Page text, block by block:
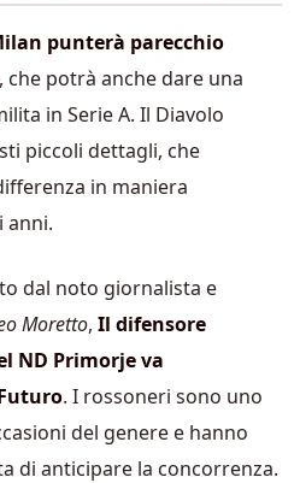
punterà parecchio
, che potrà anche dare una
in Serie A. Il Diavolo
piccoli dettagli, che
in maniera
anni.
dal noto giornalista e
Moretto, Il difensore
ND Primorje va
. I rossoneri sono uno
del genere e hanno
di anticipare la concorrenza.